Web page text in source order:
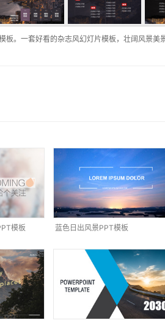
板。一套好看的杂志风幻灯片模板，壮阔风景美
模板 蓝色日出风景PPT模板